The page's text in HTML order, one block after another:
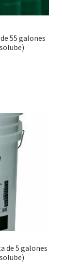
55 galones
de 5 galones